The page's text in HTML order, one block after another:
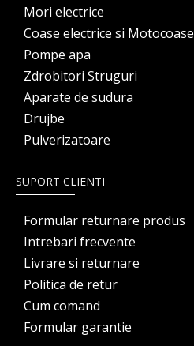
Mori electrice
Coase electrice si Motocoase
Pompe apa
Zdrobitori Struguri
Aparate de sudura
Drujbe
Pulverizatoare
SUPORT CLIENTI
Formular returnare produs
Intrebari frecvente
Livrare si returnare
Politica de retur
Cum comand
Formular garantie